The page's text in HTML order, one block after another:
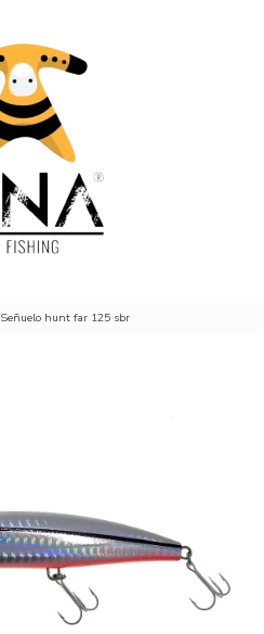
Señuelo hunt far 125 sbr